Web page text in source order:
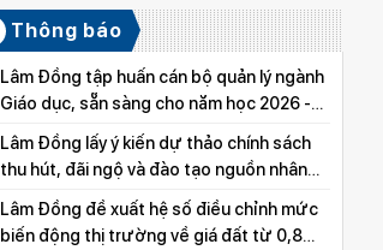
Thông báo
Lâm Đồng tập huấn cán bộ quản lý ngành
Giáo dục, sẵn sàng cho năm học 2026 -
Lâm Đồng lấy ý kiến dự thảo chính sách
thu hút, đãi ngộ và đào tạo nguồn nhân
lực y tế
Lâm Đồng đề xuất hệ số điều chỉnh mức
biến động thị trường về giá đất từ 0,8